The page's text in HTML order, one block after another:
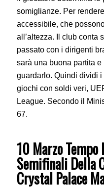
somiglianze. Per
accessibile, che
all’altezza. Il club conta
passato con i dirigenti
sarà una buona partita
guardarlo. Quindi dividi
giochi con soldi veri,
League. Secondo il
67.
10 Marzo
Semifinali Della
Crystal Palace